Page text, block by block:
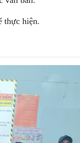
thực hiện.